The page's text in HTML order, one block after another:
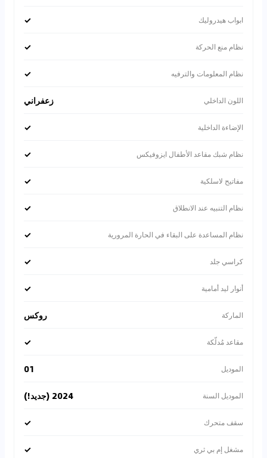
ابواب هيدروليك ✓
نظام منع الحركة ✓
نظام المعلومات والترفيه ✓
اللون الداخلي زعفراني
الإضاءة الداخلية ✓
نظام شبك مقاعد الأطفال ايزوفيكس ✓
مفاتيح لاسلكية ✓
نظام التنبيه عند الانطلاق ✓
نظام المساعدة على البقاء في الحارة المرورية ✓
كراسي جلد ✓
أنوار ليد أمامية ✓
الماركة روكس
مقاعد مُدلّكة ✓
الموديل 01
الموديل السنة 2024 (جديد!)
سقف متحرك ✓
مشغل إم بي ثري ✓